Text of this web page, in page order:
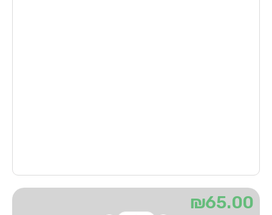
₪65.00